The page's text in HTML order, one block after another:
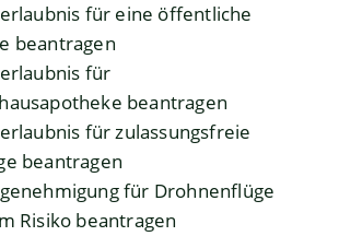
für eine öffentliche
beantragen
für
beantragen
für zulassungsfreie
beantragen
für Drohnenflüge
Risiko beantragen